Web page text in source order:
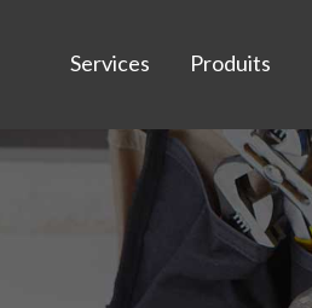
Services Produits